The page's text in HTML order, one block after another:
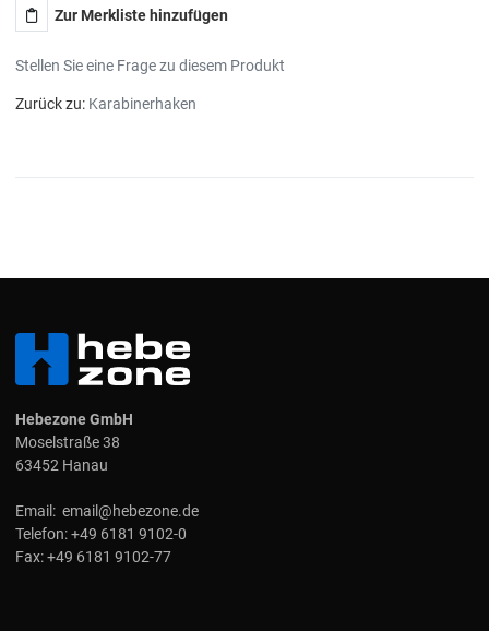
Zur Merkliste hinzufügen
Stellen Sie eine Frage zu diesem Produkt
Zurück zu: Karabinerhaken
Hebezone GmbH
Moselstraße 38
63452 Hanau
Email: email@hebezone.de
Telefon:+49 6181 9102-0
Fax:+49 6181 9102-77